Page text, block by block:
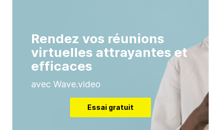
Rendez vos réunions
virtuelles attrayantes et
efficaces
avec Wave.video
Essai gratuit